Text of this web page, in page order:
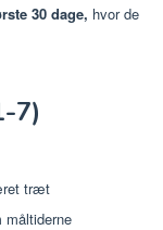
30 dage, hvor de
7)
træt